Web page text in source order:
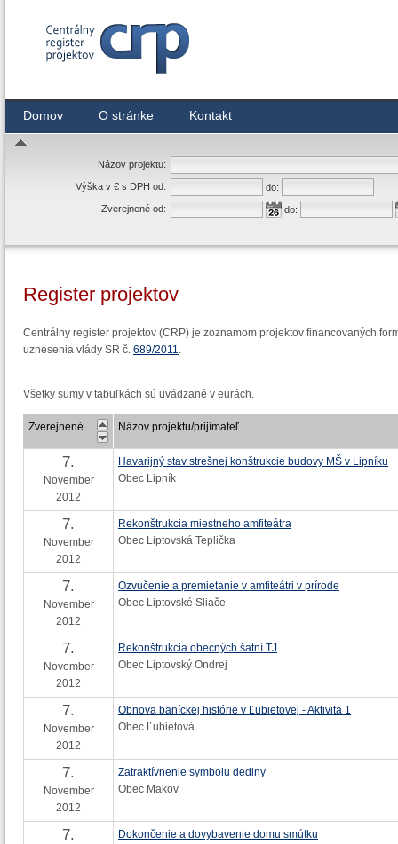
Domov O stránke Kontakt
Názov projektu:
Výška v € s DPH od:
do:
Zverejnené od:
do:
Register projektov
Centrálny register projektov (CRP) je zoznamom projektov financovaných
uznesenia vlády SR č. 689/2011.
Všetky sumy v tabuľkách sú uvádzané v eurách.
Zverejnené Názov projektu/prijímateľ
7.
November
2012
Havarijný stav strešnej konštrukcie budovy MŠ v Lipníku
Obec Lipník
7.
November
2012
Rekonštrukcia miestneho amfiteátra
Obec Liptovská Teplička
7.
November
2012
Ozvučenie a premietanie v amfiteátri v prírode
Obec Liptovské Sliače
7.
November
2012
Rekonštrukcia obecných šatní TJ
Obec Liptovský Ondrej
7.
November
2012
Obnova baníckej histórie v Ľubietovej - Aktivita 1
Obec Ľubietová
7.
November
2012
Zatraktívnenie symbolu dediny
Obec Makov
7.
Dokončenie a dovybavenie domu smútku